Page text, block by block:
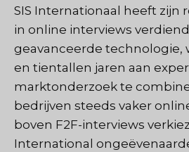
SIS Internationaal heeft zijn
in online interviews
geavanceerde technologie,
en tientallen jaren aan
marktonderzoek te
bedrijven steeds vaker
boven F2F-interviews
International